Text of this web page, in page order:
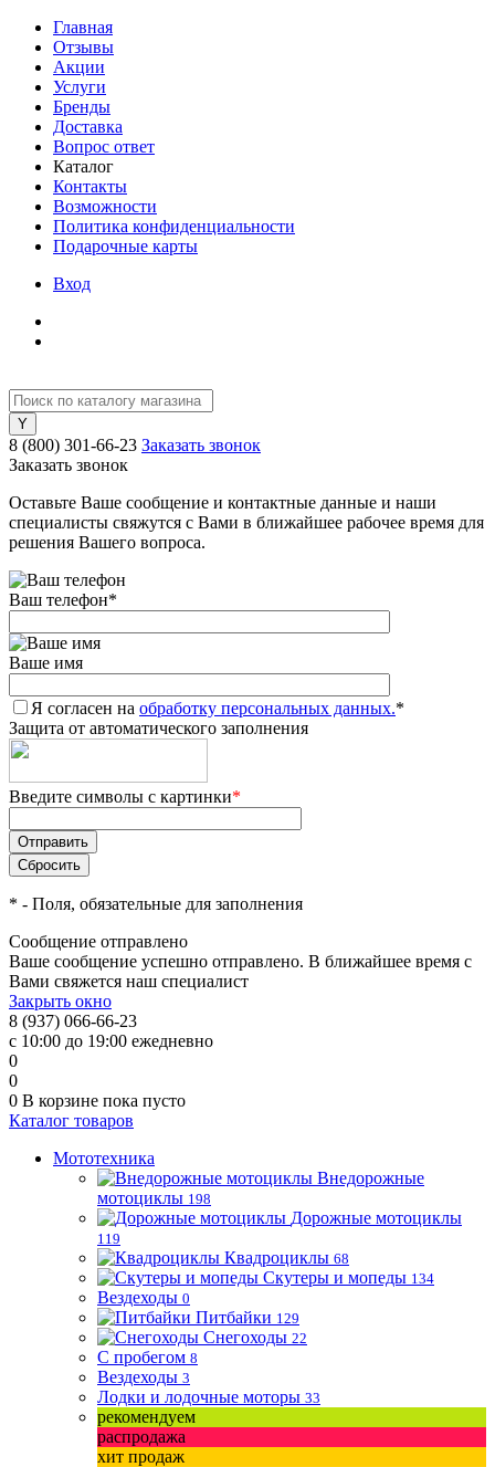
Главная
Отзывы
Акции
Услуги
Бренды
Доставка
Вопрос ответ
Каталог
Контакты
Возможности
Политика конфиденциальности
Подарочные карты
Вход
8 (800) 301-66-23 Заказать звонок
Заказать звонок
Оставьте Ваше сообщение и контактные данные и наши
специалисты свяжутся с Вами в ближайшее рабочее время для
решения Вашего вопроса.
Ваш телефон*
Ваше имя
Я согласен на обработку персональных данных.*
Защита от автоматического заполнения
Введите символы с картинки*
* - Поля, обязательные для заполнения
Сообщение отправлено
Ваше сообщение успешно отправлено. В ближайшее время с
Вами свяжется наш специалист
Закрыть окно
8 (937) 066-66-23
с 10:00 до 19:00 ежедневно
0
0
0 В корзине пока пусто
Каталог товаров
Мототехника
Внедорожные
мотоциклы 198
Дорожные мотоциклы
119
Квадроциклы 68
Скутеры и мопеды 134
Вездеходы 0
Питбайки 129
Снегоходы 22
С пробегом 8
Вездеходы 3
Лодки и лодочные моторы 33
рекомендуем
распродажа
хит продаж